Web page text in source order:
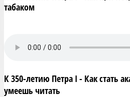
табаком
К 350-летию Петра I - Как стать
умеешь читать